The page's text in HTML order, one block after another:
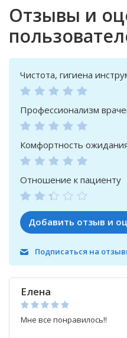
Отзывы и
Чистота, гигиена
Профессионализм
Комфортность
Отношение к пациенту
Добавить отзыв и
Подписаться на
Елена
Мне все понравилось!!